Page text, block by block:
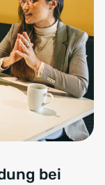
bei